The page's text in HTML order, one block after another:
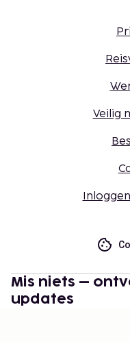
Veilig
Mis niets –
updates